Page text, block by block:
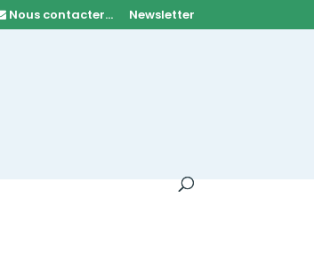
Nous contacter… Newsletter